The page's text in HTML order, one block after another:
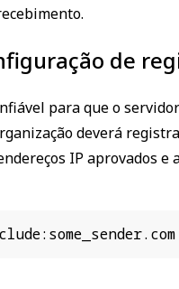
de
para que o
deverá
IP aprovados